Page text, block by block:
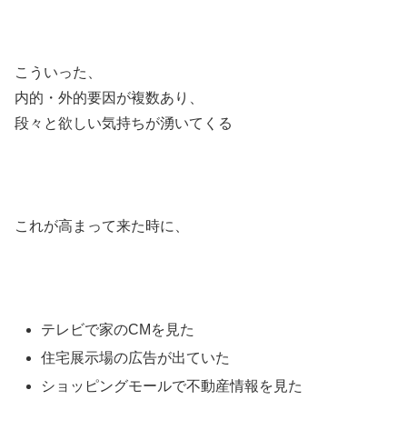
こういった、
内的・外的要因が複数あり、
段々と欲しい気持ちが湧いてくる
これが高まって来た時に、
テレビで家のCMを見た
住宅展示場の広告が出ていた
ショッピングモールで不動産情報を見た